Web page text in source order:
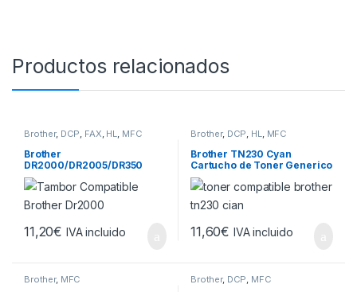
Productos relacionados
Brother, DCP, FAX, HL, MFC
Brother
DR2000/DR2005/DR350
Tambor de Imagen
Generico (Drum)
11,20€ IVA incluido
Brother, DCP, HL, MFC
Brother TN230 Cyan
Cartucho de Toner Generico
– Reemplaza TN230C
11,60€ IVA incluido
Brother, MFC Brother, DCP, MFC